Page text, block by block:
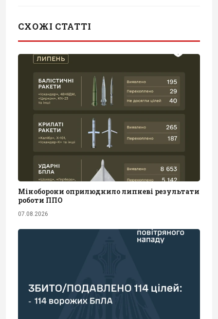
СХОЖІ СТАТТІ
Міноборони оприлюднило липневі результати
роботи ППО
07.08.2026